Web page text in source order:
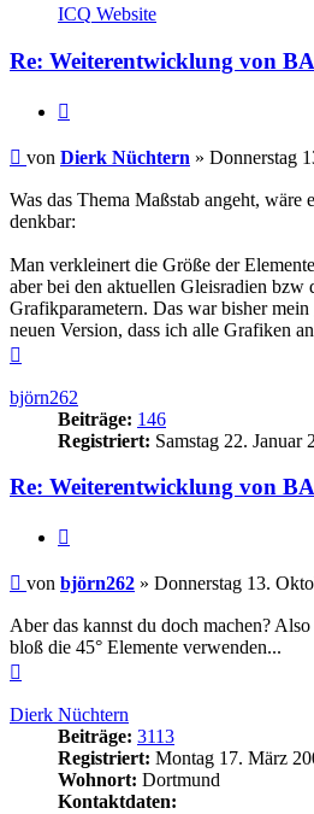
von
Dierk
Nüchtern
ICQ Website
Re: Weiterentwicklung von
Beitrag
von Dierk Nüchtern » Donnerstag
Was das Thema Maßstab angeht, wäre
denkbar:
Man verkleinert die Größe der
aber bei den aktuellen Gleisradien bzw
Grafikparametern. Das war bisher
neuen Version, dass ich alle Grafiken
björn262
Beiträge: 146
Registriert: Samstag 22. Januar
Re: Weiterentwicklung von
Beitrag
von björn262 » Donnerstag 13.
Aber das kannst du doch machen?
bloß die 45° Elemente verwenden...
Dierk Nüchtern
Beiträge: 3113
Registriert: Montag 17. März
Wohnort: Dortmund
Kontaktdaten: